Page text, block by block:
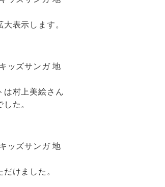
表示します。
は村上美絵さん
た。
けました。